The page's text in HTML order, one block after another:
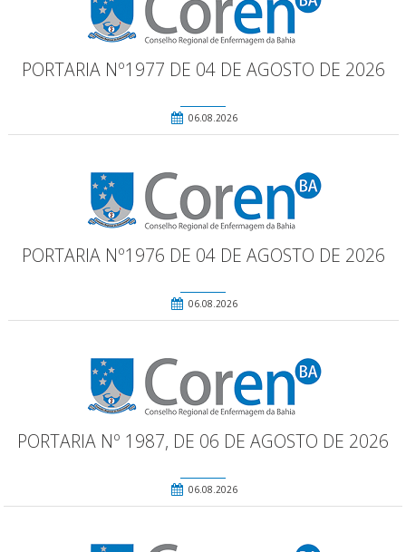
PORTARIA Nº1977 DE 04 DE AGOSTO DE 2026
06.08.2026
PORTARIA Nº1976 DE 04 DE AGOSTO DE 2026
06.08.2026
PORTARIA Nº 1987, DE 06 DE AGOSTO DE 2026
06.08.2026